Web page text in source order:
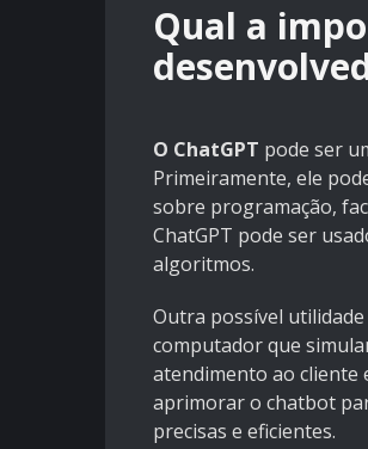
Qual a
O ChatGPT pode ser
Primeiramente, ele
sobre programação,
ChatGPT pode ser
algoritmos.
Outra possível
computador que
atendimento ao cliente
aprimorar o chatbot
precisas e eficientes.